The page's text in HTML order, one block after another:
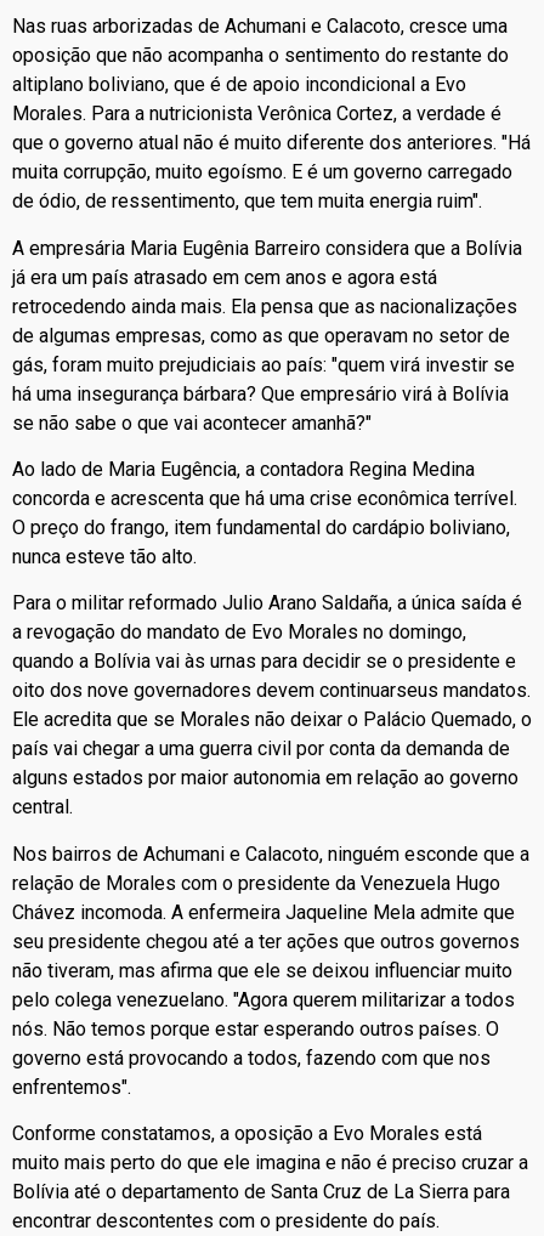
Nas ruas arborizadas de Achumani e Calacoto, cresce uma
oposição que não acompanha o sentimento do restante do
altiplano boliviano, que é de apoio incondicional a Evo
Morales. Para a nutricionista Verônica Cortez, a verdade é
que o governo atual não é muito diferente dos anteriores. "Há
muita corrupção, muito egoísmo. E é um governo carregado
de ódio, de ressentimento, que tem muita energia ruim".
A empresária Maria Eugênia Barreiro considera que a Bolívia
já era um país atrasado em cem anos e agora está
retrocedendo ainda mais. Ela pensa que as nacionalizações
de algumas empresas, como as que operavam no setor de
gás, foram muito prejudiciais ao país: "quem virá investir se
há uma insegurança bárbara? Que empresário virá à Bolívia
se não sabe o que vai acontecer amanhã?"
Ao lado de Maria Eugência, a contadora Regina Medina
concorda e acrescenta que há uma crise econômica terrível.
O preço do frango, item fundamental do cardápio boliviano,
nunca esteve tão alto.
Para o militar reformado Julio Arano Saldaña, a única saída é
a revogação do mandato de Evo Morales no domingo,
quando a Bolívia vai às urnas para decidir se o presidente e
oito dos nove governadores devem continuarseus mandatos.
Ele acredita que se Morales não deixar o Palácio Quemado, o
país vai chegar a uma guerra civil por conta da demanda de
alguns estados por maior autonomia em relação ao governo
central.
Nos bairros de Achumani e Calacoto, ninguém esconde que a
relação de Morales com o presidente da Venezuela Hugo
Chávez incomoda. A enfermeira Jaqueline Mela admite que
seu presidente chegou até a ter ações que outros governos
não tiveram, mas afirma que ele se deixou influenciar muito
pelo colega venezuelano. "Agora querem militarizar a todos
nós. Não temos porque estar esperando outros países. O
governo está provocando a todos, fazendo com que nos
enfrentemos".
Conforme constatamos, a oposição a Evo Morales está
muito mais perto do que ele imagina e não é preciso cruzar a
Bolívia até o departamento de Santa Cruz de La Sierra para
encontrar descontentes com o presidente do país.